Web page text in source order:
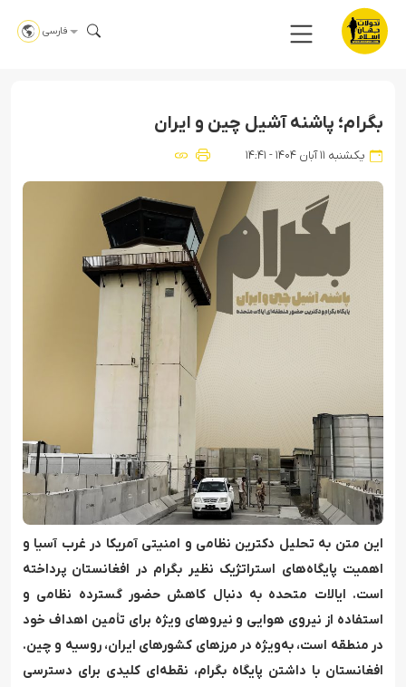
فارسی
بگرام؛ پاشنه آشیل چین و ایران
یکشنبه ۱۱ آبان ۱۴۰۴ - ۱۴:۴۱
این متن به تحلیل دکترین نظامی و امنیتی آمریکا در غرب آسیا و
اهمیت پایگاه‌های استراتژیک نظیر بگرام در افغانستان پرداخته
است. ایالات متحده به دنبال کاهش حضور گسترده نظامی و
استفاده از نیروی هوایی و نیروهای ویژه برای تأمین اهداف خود
در منطقه است، به‌ویژه در مرزهای کشورهای ایران، روسیه و چین.
افغانستان با داشتن پایگاه بگرام، نقطه‌ای کلیدی برای دسترسی